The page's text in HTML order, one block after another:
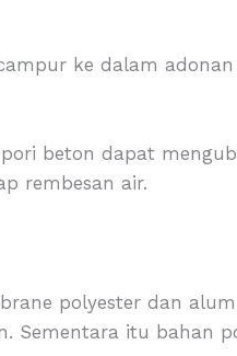
ke dalam adonan
beton dapat
rembesan air.
polyester dan
Sementara itu bahan